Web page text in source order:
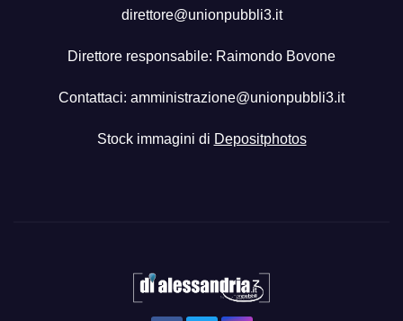
direttore@unionpubbli3.it
Direttore responsabile: Raimondo Bovone
Contattaci: amministrazione@unionpubbli3.it
Stock immagini di Depositphotos